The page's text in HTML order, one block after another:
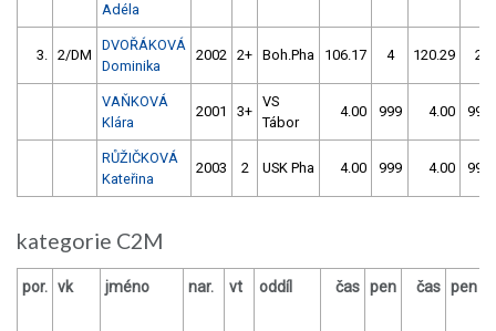
Adéla
3. 2/DM
DVOŘÁKOVÁ
Dominika
2002 2+ Boh.Pha 106.17 4 120.29 2
VAŇKOVÁ
Klára
2001 3+
VS
Tábor
4.00 999 4.00 999
RŮŽIČKOVÁ
Kateřina
2003 2 USK Pha 4.00 999 4.00 999
kategorie C2M
por. vk jméno nar. vt oddíl čas pen čas pen